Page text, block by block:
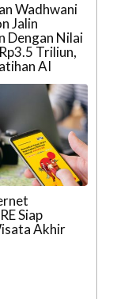
Wadhwani
Jalin
Dengan Nilai
Triliun,
AI
Siap
Akhir